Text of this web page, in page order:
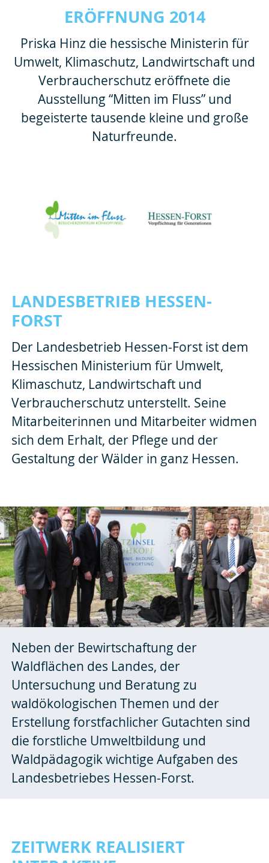
ERÖFFNUNG 2014
Priska Hinz die hessische Ministerin für
Umwelt, Klimaschutz, Landwirtschaft und
Verbraucherschutz eröffnete die
Ausstellung “Mitten im Fluss” und
begeisterte tausende kleine und große
Naturfreunde.
LANDESBETRIEB HESSEN-
FORST
Der Landesbetrieb Hessen-Forst ist dem
Hessischen Ministerium für Umwelt,
Klimaschutz, Landwirtschaft und
Verbraucherschutz unterstellt. Seine
Mitarbeiterinnen und Mitarbeiter widmen
sich dem Erhalt, der Pflege und der
Gestaltung der Wälder in ganz Hessen.
Neben der Bewirtschaftung der
Waldflächen des Landes, der
Untersuchung und Beratung zu
waldökologischen Themen und der
Erstellung forstfachlicher Gutachten sind
die forstliche Umweltbildung und
Waldpädagogik wichtige Aufgaben des
Landesbetriebes Hessen-Forst.
ZEITWERK REALISIERT